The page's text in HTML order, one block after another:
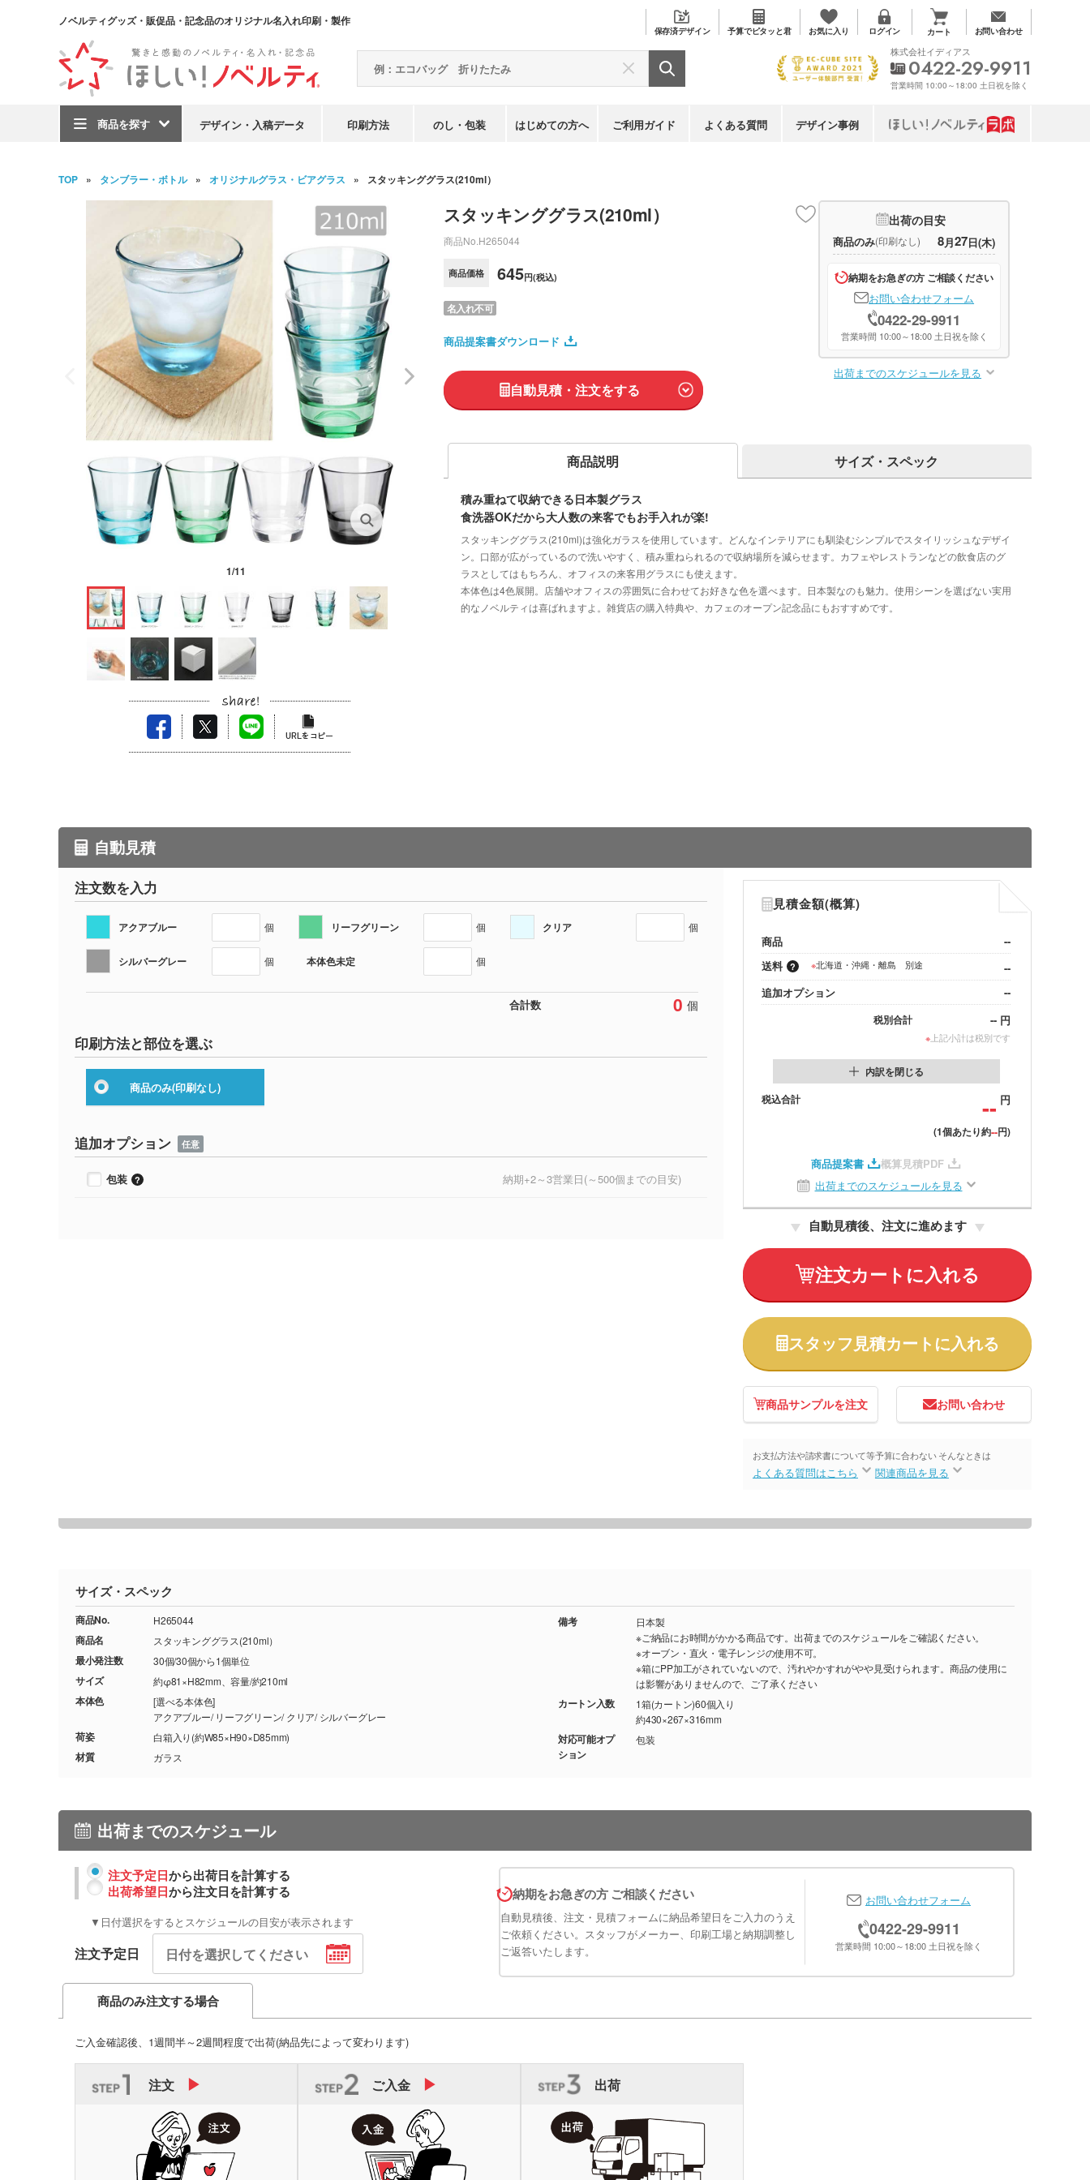
ノベルティグッズ・販促品・記念品のオリジナル名入れ印刷・製作
保存済デザイン 予算でピタッと君 お気に入り ログイン カート お問い合わせ
商品を探す デザイン・入稿データ 印刷方法 のし・包装 はじめての方へ ご利用ガイド よくある質問 デザイン事例
株式会社イディアス
0422-29-9911
営業時間 10:00～18:00 土日祝を除く
TOP タンブラー・ボトル オリジナルグラス・ビアグラス スタッキンググラス(210ml）
1/11
スタッキンググラス(210ml）
商品No. H265044
商品価格 645円(税込)
名入れ不可
商品提案書ダウンロード
自動見積・注文をする
出荷の目安
商品のみ(印刷なし) 8月27日(木)
納期をお急ぎの方 ご相談ください
お問い合わせフォーム
0422-29-9911
営業時間 10:00～18:00 土日祝を除く
出荷までのスケジュールを見る
商品説明 サイズ・スペック
積み重ねて収納できる日本製グラス
食洗器OKだから大人数の来客でもお手入れが楽!
スタッキンググラス(210ml)は強化ガラスを使用しています。どんなインテリアにも馴染むシンプルでスタイリッシュなデザイ
ン。口部が広がっているので洗いやすく、積み重ねられるので収納場所を減らせます。カフェやレストランなどの飲食店のグ
ラスとしてはもちろん、オフィスの来客用グラスにも使えます。
本体色は4色展開。店舗やオフィスの雰囲気に合わせてお好きな色を選べます。日本製なのも魅力。使用シーンを選ばない実用
的なノベルティは喜ばれますよ。雑貨店の購入特典や、カフェのオープン記念品にもおすすめです。
自動見積
注文数を入力
アクアブルー 個 リーフグリーン 個 クリア 個
シルバーグレー 個 本体色未定 個
合計数 0 個
印刷方法と部位を選ぶ
商品のみ(印刷なし)
追加オプション 任意
包装 納期+2～3営業日(～500個までの目安)
見積金額(概算)
商品
--
送料
※北海道・沖縄・離島 別途
--
追加オプション
--
税別合計 -- 円
※ 上記小計は税別です
内訳を閉じる
税込合計
-- 円
(1個あたり約--円)
商品提案書
概算見積PDF
出荷までのスケジュールを見る
自動見積後、注文に進めます
注文カートに入れる
スタッフ見積カートに入れる
商品サンプルを注文 お問い合わせ
お支払方法や請求書について等
よくある質問はこちら
予算に合わない そんなときは
関連商品を見る
サイズ・スペック
商品No. H265044
商品名 スタッキンググラス(210ml）
最小発注数 30個/30個から1個単位
サイズ 約φ81×H82mm、容量/約210ml
本体色
[選べる本体色]
アクアブルー/ リーフグリーン/ クリア/ シルバーグレー
荷姿 白箱入り(約W85×H90×D85mm)
材質 ガラス
備考
日本製
※ご納品にお時間がかかる商品です。出荷までのスケジュールをご確認ください。
※オーブン・直火・電子レンジの使用不可。
※箱にPP加工がされていないので、汚れやかすれがやや見受けられます。商品の使用に
は影響がありませんので、ご了承ください
カートン入数
1箱(カートン)60個入り
約430×267×316mm
対応可能オプ
ション
包装
出荷までのスケジュール
注文予定日から出荷日を計算する
出荷希望日から注文日を計算する
▼日付選択をするとスケジュールの目安が表示されます
注文予定日
納期をお急ぎの方 ご相談ください
自動見積後、注文・見積フォームに納品希望日をご入力のうえ
ご依頼ください。スタッフがメーカー、印刷工場と納期調整し
ご返答いたします。
お問い合わせフォーム
0422-29-9911
営業時間 10:00～18:00 土日祝を除く
商品のみ注文する場合
ご入金確認後、1週間半～2週間程度で出荷(納品先によって変わります)
注文 ご入金 出荷